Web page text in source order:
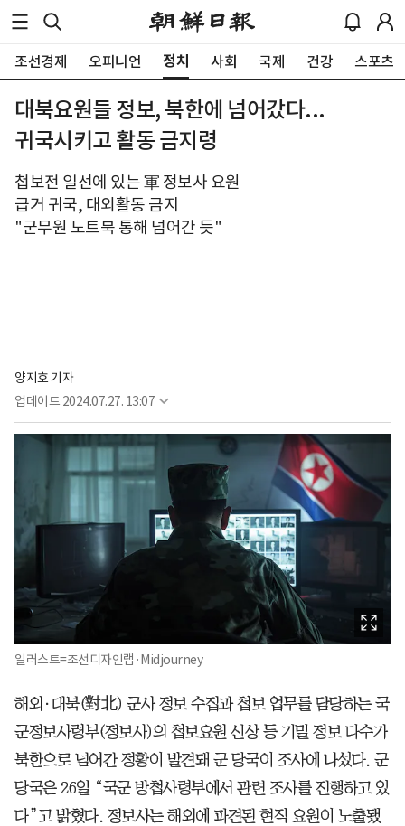
조선경제 오피니언 정치 사회 국제 건강 스포츠
대북요원들 정보, 북한에 넘어갔다...
귀국시키고 활동 금지령
첩보전 일선에 있는 軍 정보사 요원
급거 귀국, 대외활동 금지
"군무원 노트북 통해 넘어간 듯"
양지호 기자
업데이트 2024.07.27. 13:07
일러스트=조선디자인랩·Midjourney
해외·대북(對北) 군사 정보 수집과 첩보 업무를 담당하는 국
군정보사령부(정보사)의 첩보요원 신상 등 기밀 정보 다수가
북한으로 넘어간 정황이 발견돼 군 당국이 조사에 나섰다. 군
당국은 26일 “국군 방첩사령부에서 관련 조사를 진행하고 있
다”고 밝혔다. 정보사는 해외에 파견된 현직 요원이 노출됐